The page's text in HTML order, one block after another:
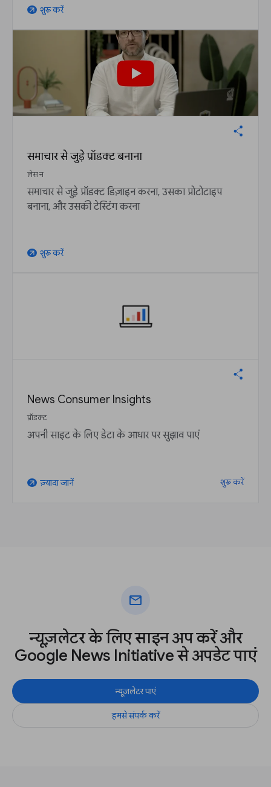
arrow_outward शुरू करें
समाचार से जुड़े प्रॉडक्ट बनाना
लेसन
समाचार से जुड़े प्रॉडक्ट डिज़ाइन करना, उसका प्रोटोटाइप
बनाना, और उसकी टेस्टिंग करना
arrow_outward शुरू करें
News Consumer Insights
प्रॉडक्ट
अपनी साइट के लिए डेटा के आधार पर सुझाव पाएं
arrow_outward ज़्यादा जानें शुरू करें
mail
न्यूज़लेटर के लिए साइन अप करें और
Google News Initiative से अपडेट पाएं
न्यूज़लेटर पाएं
हमसे संपर्क करें